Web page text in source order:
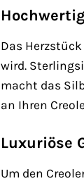
Das
wird.
macht das
an Ihren
Luxuriöse
Um den